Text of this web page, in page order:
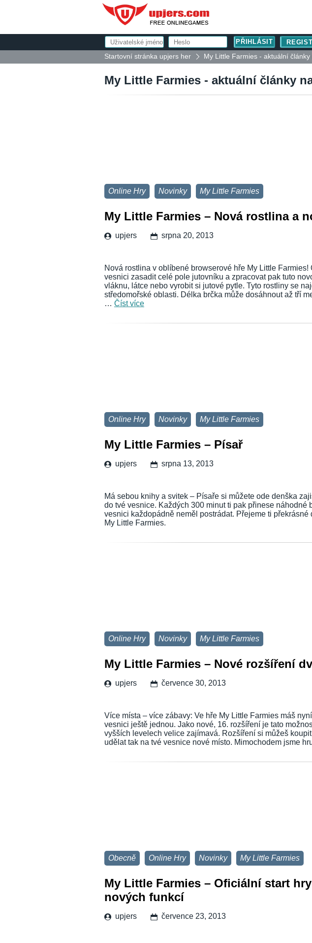
Startovní stránka upjers her
My Little Farmies - aktuální články
My Little Farmies - aktuální články
Online Hry Novinky My Little Farmies
My Little Farmies – Nová rostlina a
upjers srpna 20, 2013
Nová rostlina v oblíbené browserové hře My Little Farmies!
vesnici zasadit celé pole jutovníku a zpracovat pak tuto
vláknu, látce nebo vyrobit si jutové pytle. Tyto rostliny se
středomořské oblasti. Délka brčka může dosáhnout až tří
… Číst více
Online Hry Novinky My Little Farmies
My Little Farmies – Písař
upjers srpna 13, 2013
Má sebou knihy a svitek – Písaře si můžete ode denška
do tvé vesnice. Každých 300 minut ti pak přinese náhodné
vesnici každopádně neměl postrádat. Přejeme ti překrásné
My Little Farmies.
Online Hry Novinky My Little Farmies
My Little Farmies – Nové rozšíření
upjers července 30, 2013
Více místa – více zábavy: Ve hře My Little Farmies máš
vesnici ještě jednou. Jako nové, 16. rozšíření je tato
vyšších levelech velice zajímavá. Rozšíření si můžeš
udělat tak na tvé vesnice nové místo. Mimochodem jsme
Obecně Online Hry Novinky My Little Farmies
My Little Farmies – Oficiální start
nových funkcí
upjers července 23, 2013